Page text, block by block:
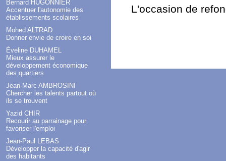
Bernard HUGONNIER
Accentuer l'autonomie des
établissements scolaires
Mohed ALTRAD
Donner envie de croire en soi
Éveline DUHAMEL
Mieux assurer le
développement économique
des quartiers
Jean-Marc AMBROSINI
Chercher les talents partout où
ils se trouvent
Yazid CHIR
Recourir au parrainage pour
favoriser l'emploi
Jean-Paul LEBAS
Développer la capacité d'agir
des habitants
L'occasion de